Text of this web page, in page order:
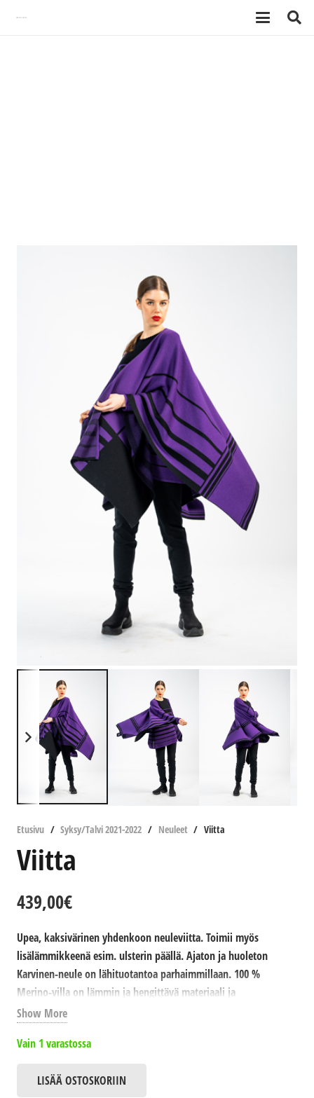
Etusivu / Syksy/Talvi 2021-2022 / Neuleet / Viitta
Viitta
439,00€
Upea, kaksivärinen yhdenkoon neuleviitta. Toimii myös
lisälämmikkeenä esim. ulsterin päällä. Ajaton ja huoleton
Karvinen-neule on lähituotantoa parhaimmillaan. 100 %
Merino-villa on lämmin ja hengittävä materiaali ja
puhdistukseen riittää usein pelkkä tuuletus. Saatavana useita
Pesu: Käsinpesu
Show More
Vain 1 varastossa
Viitta
LISÄÄ OSTOSKORIIN